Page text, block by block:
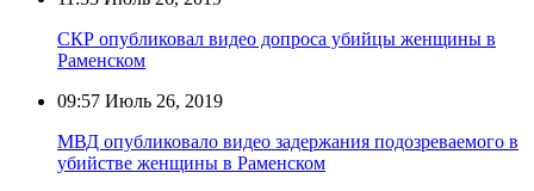
СКР опубликовал видео допроса убийцы женщины в
Раменском
09:57 Июль 26, 2019
МВД опубликовало видео задержания подозреваемого в
убийстве женщины в Раменском